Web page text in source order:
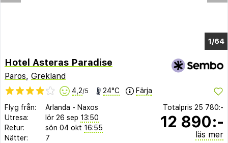
1/60
Hotel Asteras Paradise
Paros, Grekland
4,2/5 24°C Färja
Flyg från: Arlanda - Naxos
Utresa:
lör 26 sep 13:50
Retur:
sön 04 okt 16:55
Nätter:
7
Totalpris 25 780:-
12 890:-
läs mer